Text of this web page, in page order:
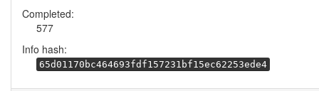
Completed:
577
Info hash:
65d01170bc464693fdf157231bf15ec62253ede4